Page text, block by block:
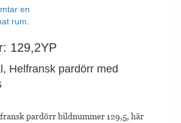
129,2YP
Helfransk pardörr med
pardörr bildnummer 129,5, här